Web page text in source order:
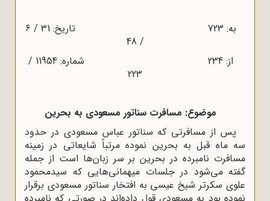
به: 723 تاریخ: 31 / 6
/ 48
از: 234 شماره: 11954 /
223
موضوع: مسافرت سناتور مسعودی به بحرین
پس از مسافرتی که سناتور عباس مسعودی در حدود
سه ماه قبل به بحرین نموده مرتباً شایعاتی در زمینه
مسافرت نامبرده در بحرین بر سر زبان‌ها است از جمله
گفته می‌شود در جلسات میهمانی‌هایی که سیدمحمود
علوی سکرتر شیخ عیسی به افتخار سناتور مسعودی برقرار